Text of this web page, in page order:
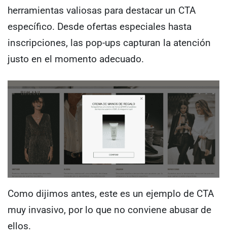
herramientas valiosas para destacar un CTA
específico. Desde ofertas especiales hasta
inscripciones, las pop-ups capturan la atención
justo en el momento adecuado.
Como dijimos antes, este es un ejemplo de CTA
muy invasivo, por lo que no conviene abusar de
ellos.